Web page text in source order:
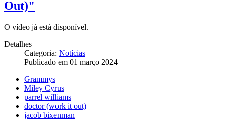
Out)"
O vídeo já está disponível.
Detalhes
Categoria: Notícias
Publicado em 01 março 2024
Grammys
Miley Cyrus
parrel williams
doctor (work it out)
jacob bixenman